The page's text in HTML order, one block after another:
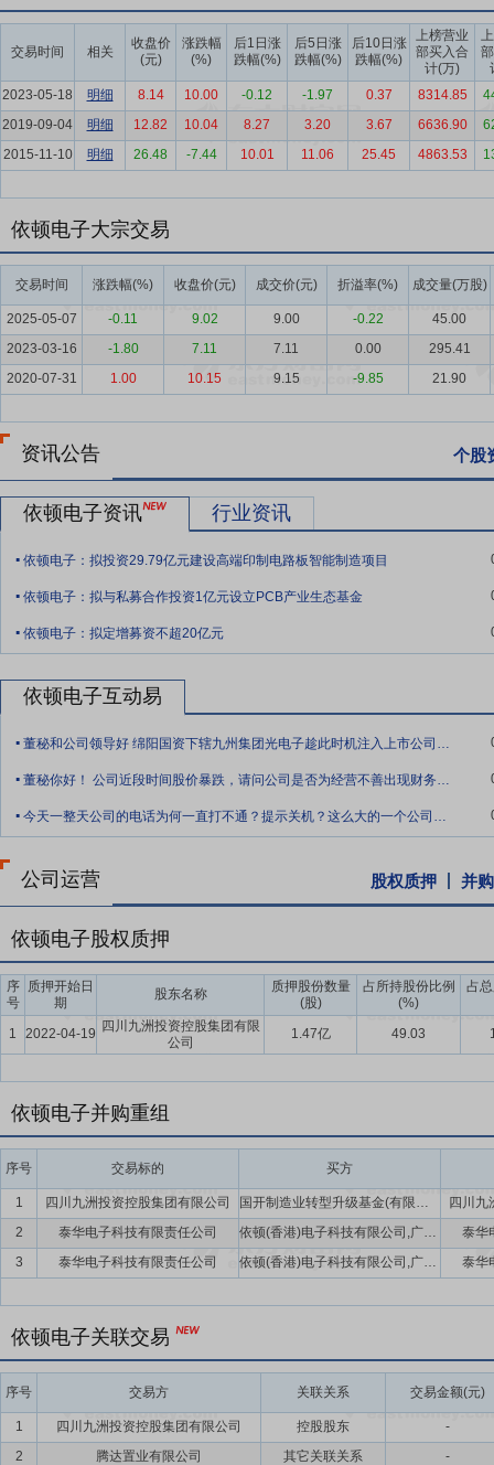
要点6：技术优势——领先的技术能力与研发创新能力
公司一直以来
司凭着领先的研发创新能力及技术优势，被认定为国家高新技术企业
的团体标准《名优高新技术产品评价规范》发布实施。目前公司已掌
术领域的核心竞争力。
要点7：品质优势——坚持“依品质而生”，拥有完善的品质管控体系
品品质的持续提升，进一步优化了全面质量管理体系。为了满足国际
为产品质量提供坚实的技术保障手段，有效提升了产品良率，并已获
计、生产排产到智能仓储环节的全流程控制，并针对每一道生产工序
控，生产效率得到大幅提升、生产成本得到有效改善。
全面提升NPI（新产品导入）能力，快速响应客户的各类产品需求。
要点10：管理优势——优秀的管理团队
公司核心管理团队基本保持
经验，具备敏锐的市场洞察能力、应变和创新能力。同时，公司拥有
公司长远发展奠定了坚实的人才基础。
要点11： 资本优势——优良的财务状况及资本结构
公司非常重视经
融机构保持了密切的合作关系，现金流状况良好，资产负债率长期处
交易时间 相关
收盘价
(元)
涨跌幅
(%)
后1日涨
跌幅(%)
后5日涨
跌幅(%)
后10日涨
跌幅(%)
上榜营业
部买入合
计(万)
2023-05-18
明细 8.14 10.00 -0.12 -1.97 0.37 8314.85
2019-09-04
明细 12.82 10.04 8.27 3.20 3.67 6636.90
2015-11-10
明细 26.48 -7.44 10.01 11.06 25.45 4863.53
依顿电子大宗交易
交易时间 涨跌幅(%) 收盘价(元) 成交价(元) 折溢率(%) 成交量(万股)
2025-05-07 -0.11 9.02 9.00 -0.22
45.00
2023-03-16
-1.80 7.11 7.11 0.00
295.41
2020-07-31
1.00 10.15 9.15 -9.85 21.90
资讯公告 个股
依顿电子资讯 行业资讯
. 依顿电子：拟投资29.79亿元建设高端印制电路板智能制造项目
. 依顿电子：拟与私募合作投资1亿元设立PCB产业生态基金
. 依顿电子：拟定增募资不超20亿元
依顿电子互动易
. 董秘和公司领导好 绵阳国资下辖九州集团光电子趁此时机注入上市公司，岂不好 难道等
. 董秘你好！ 公司近段时间股价暴跌，请问公司是否为经营不善出现财务问题？或者是说公
. 今天一整天公司的电话为何一直打不通？提示关机？这么大的一个公司，投资者热线电话在
公司运营 股权质押 并
依顿电子股权质押
序
号
质押开始日
期
股东名称
质押股份数量
(股)
占所持股份比例
(%)
占
1 2022-04-19 四川九洲投资控股集团有限
公司
1.47亿 49.03
依顿电子并购重组
序号 交易标的 买方
1 四川九洲投资控股集团有限公司 国开制造业转型升级基金(有限合伙)
四川九
2
泰华电子科技有限责任公司 依顿(香港)电子科技有限公司,广东依顿电子科技股份有限公司
泰华
3
泰华电子科技有限责任公司 依顿(香港)电子科技有限公司,广东依顿电子科技股份有限公司 泰华
依顿电子关联交易
序号 交易方 关联关系 交易金额(元)
1 四川九洲投资控股集团有限公司 控股股东
-
2
腾达置业有限公司 其它关联关系 -